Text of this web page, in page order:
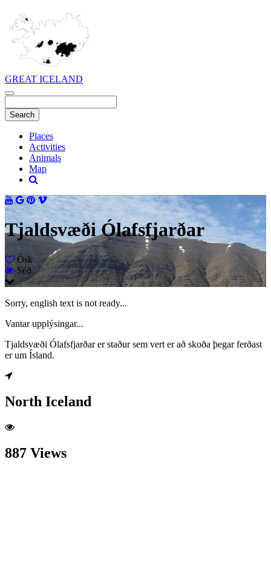
GREAT ICELAND
Places
Activities
Animals
Map
Tjaldsvæði Ólafsfjarðar
Ósk
Séð
Sorry, english text is not ready...
Vantar upplýsingar...
Tjaldsvæði Ólafsfjarðar er staður sem vert er að skoða þegar ferðast
er um Ísland.
North Iceland
887 Views